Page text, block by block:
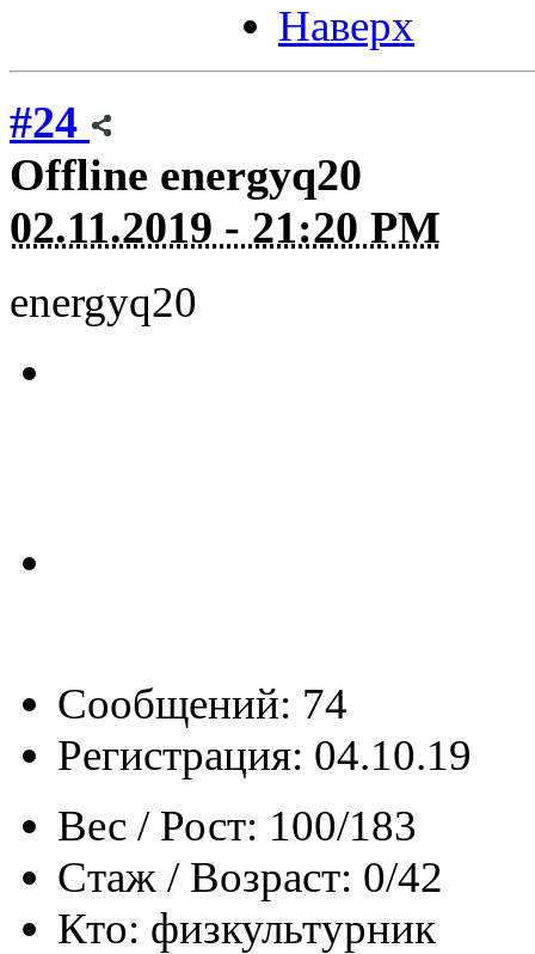
Наверх
#24
Offline energyq20
02.11.2019 - 21:20 PM
energyq20
Сообщений: 74
Регистрация: 04.10.19
Вес / Рост: 100/183
Стаж / Возраст: 0/42
Кто: физкультурник